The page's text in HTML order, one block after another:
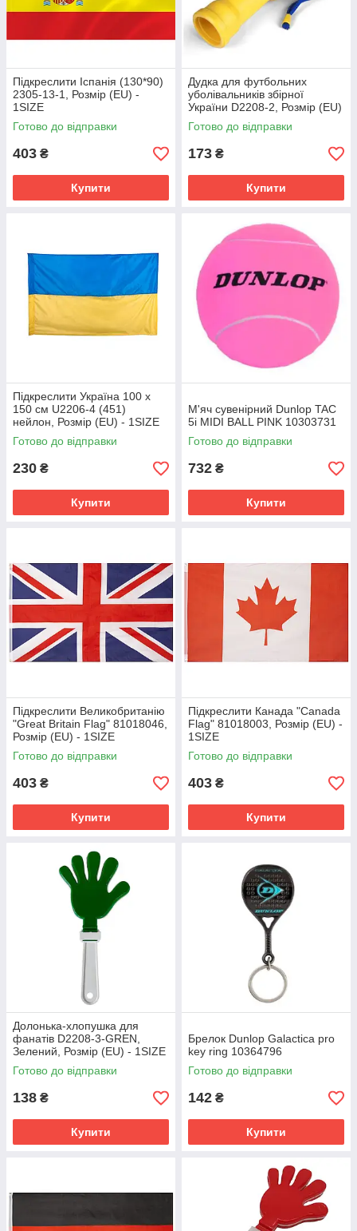
Підкреслити Іспанія (130*90)
2305-13-1, Розмір (EU) -
1SIZE
Готово до відправки
403 ₴
Купити
Дудка для футбольних
уболівальників збірної
України D2208-2, Розмір (EU)
- 1SIZE
Готово до відправки
173 ₴
Купити
Підкреслити Україна 100 х
150 см U2206-4 (451)
нейлон, Розмір (EU) - 1SIZE
Готово до відправки
230 ₴
Купити
М'яч сувенірний Dunlop TAC
5i MIDI BALL PINK 10303731
Готово до відправки
732 ₴
Купити
Підкреслити Великобританію
"Great Britain Flag" 81018046,
Розмір (EU) - 1SIZE
Готово до відправки
403 ₴
Купити
Підкреслити Канада "Canada
Flag" 81018003, Розмір (EU) -
1SIZE
Готово до відправки
403 ₴
Купити
Долонька-хлопушка для
фанатів D2208-3-GREN,
Зелений, Розмір (EU) - 1SIZE
Готово до відправки
138 ₴
Купити
Брелок Dunlop Galactica pro
key ring 10364796
Готово до відправки
142 ₴
Купити